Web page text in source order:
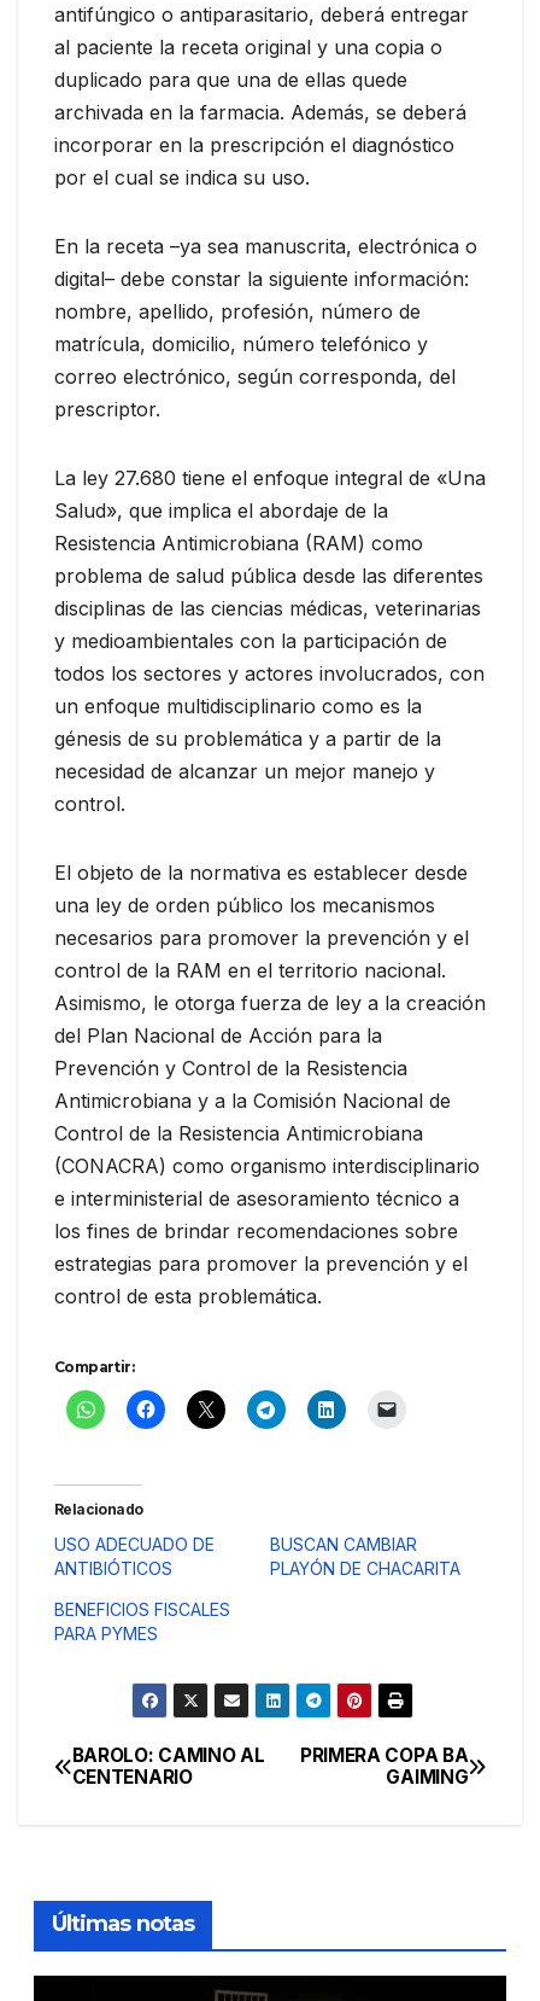
antifúngico o antiparasitario, deberá entregar
al paciente la receta original y una copia o
duplicado para que una de ellas quede
archivada en la farmacia. Además, se deberá
incorporar en la prescripción el diagnóstico
por el cual se indica su uso.
En la receta –ya sea manuscrita, electrónica o
digital– debe constar la siguiente información:
nombre, apellido, profesión, número de
matrícula, domicilio, número telefónico y
correo electrónico, según corresponda, del
prescriptor.
La ley 27.680 tiene el enfoque integral de «Una
Salud», que implica el abordaje de la
Resistencia Antimicrobiana (RAM) como
problema de salud pública desde las diferentes
disciplinas de las ciencias médicas, veterinarias
y medioambientales con la participación de
todos los sectores y actores involucrados, con
un enfoque multidisciplinario como es la
génesis de su problemática y a partir de la
necesidad de alcanzar un mejor manejo y
control.
El objeto de la normativa es establecer desde
una ley de orden público los mecanismos
necesarios para promover la prevención y el
control de la RAM en el territorio nacional.
Asimismo, le otorga fuerza de ley a la creación
del Plan Nacional de Acción para la
Prevención y Control de la Resistencia
Antimicrobiana y a la Comisión Nacional de
Control de la Resistencia Antimicrobiana
(CONACRA) como organismo interdisciplinario
e interministerial de asesoramiento técnico a
los fines de brindar recomendaciones sobre
estrategias para promover la prevención y el
control de esta problemática.
Compartir:
Relacionado
USO ADECUADO DE
ANTIBIÓTICOS
BUSCAN CAMBIAR
PLAYÓN DE CHACARITA
BENEFICIOS FISCALES
PARA PYMES
Navegación
PRIMERA COPA BA
GAIMING
BAROLO: CAMINO AL
CENTENARIO
Últimas notas